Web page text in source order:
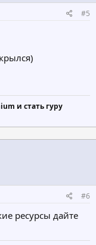
#5
и стать гуру
#6
ресурсы дайте